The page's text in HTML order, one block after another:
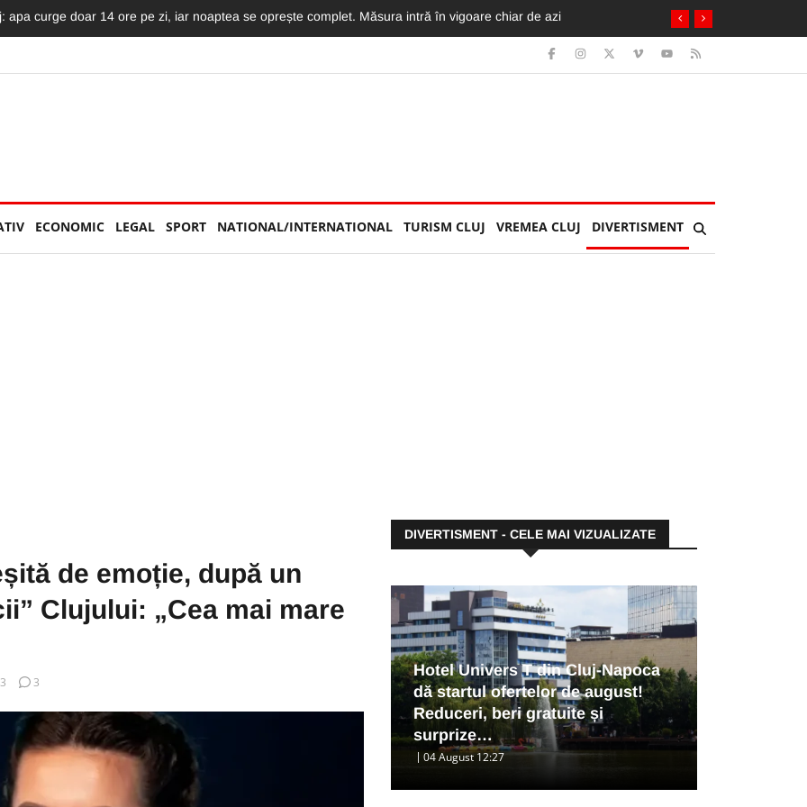
pe DN1! Avea doar 36 de ani și lucra ca polițist la Penitenciarul Gherla: Îl așteptau soția și copilul
ECONOMIC LEGAL SPORT NATIONAL/INTERNATIONAL TURISM CLUJ VREMEA CLUJ DIVERTISMENT
de emoție, după un
Clujului: „Cea mai mare
3
DIVERTISMENT - CELE MAI VIZUALIZATE
Hotel Univers T din Cluj-Napoca
dă startul ofertelor de august!
Reduceri, beri gratuite și
surprize…
04 August 12:27